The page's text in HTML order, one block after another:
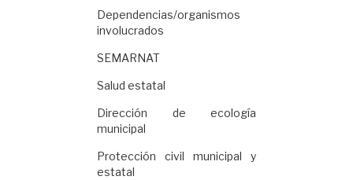
Dependencias/organismos
involucrados
SEMARNAT
Salud estatal
Dirección de ecología
municipal
Protección civil municipal y
estatal